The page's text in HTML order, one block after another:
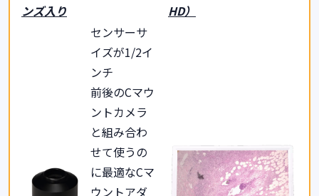
ンズ入り
HD）
センサーサ
イズが1/2イ
ンチ
前後のCマウ
ントカメラ
と組み合わ
せて使うの
に最適なCマ
ウントアダ